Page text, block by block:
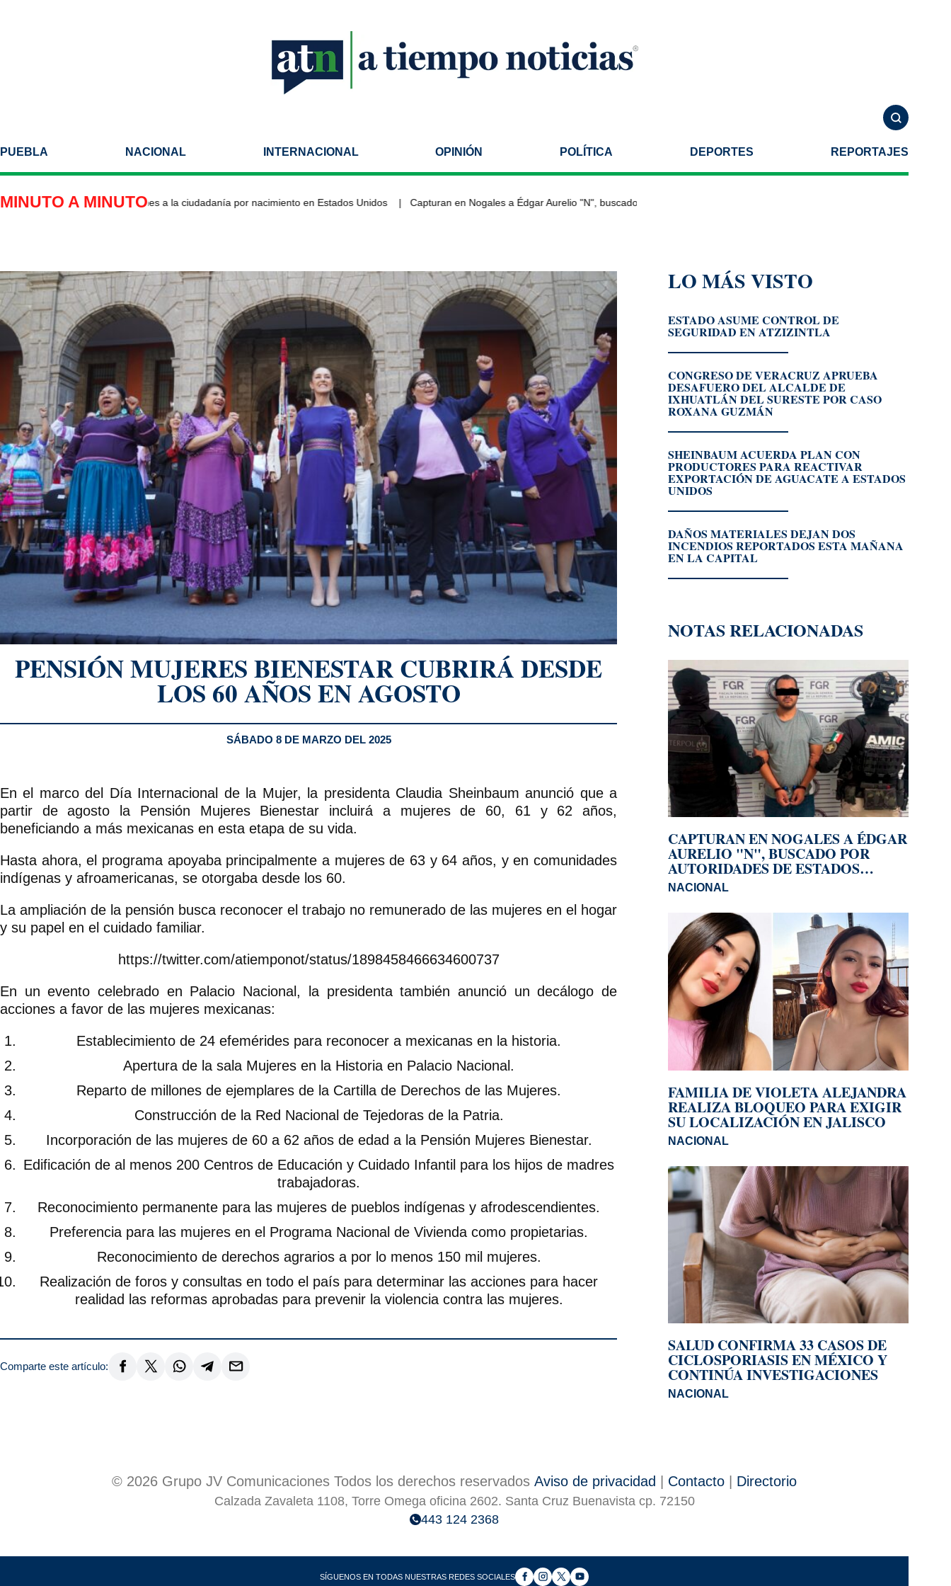
PUEBLA NACIONAL INTERNACIONAL OPINIÓN POLÍTICA DEPORTES REPORTAJES
MINUTO A MINUTO
impulsa nuevas restricciones a la ciudadanía por nacimiento en Estados Unidos Capturan en Nogales a Édgar Aurelio "N", buscado por autoridades de Estados Unidos
PENSIÓN MUJERES BIENESTAR CUBRIRÁ DESDE
LOS 60 AÑOS EN AGOSTO
SÁBADO 8 DE MARZO DEL 2025
En el marco del Día Internacional de la Mujer, la presidenta Claudia Sheinbaum anunció que a
partir de agosto la Pensión Mujeres Bienestar incluirá a mujeres de 60, 61 y 62 años,
beneficiando a más mexicanas en esta etapa de su vida.
Hasta ahora, el programa apoyaba principalmente a mujeres de 63 y 64 años, y en comunidades
indígenas y afroamericanas, se otorgaba desde los 60.
La ampliación de la pensión busca reconocer el trabajo no remunerado de las mujeres en el hogar
y su papel en el cuidado familiar.
https://twitter.com/atiemponot/status/1898458466634600737
En un evento celebrado en Palacio Nacional, la presidenta también anunció un decálogo de
acciones a favor de las mujeres mexicanas:
Establecimiento de 24 efemérides para reconocer a mexicanas en la historia.
Apertura de la sala Mujeres en la Historia en Palacio Nacional.
Reparto de millones de ejemplares de la Cartilla de Derechos de las Mujeres.
Construcción de la Red Nacional de Tejedoras de la Patria.
Incorporación de las mujeres de 60 a 62 años de edad a la Pensión Mujeres Bienestar.
Edificación de al menos 200 Centros de Educación y Cuidado Infantil para los hijos de madres
trabajadoras.
Reconocimiento permanente para las mujeres de pueblos indígenas y afrodescendientes.
Preferencia para las mujeres en el Programa Nacional de Vivienda como propietarias.
Reconocimiento de derechos agrarios a por lo menos 150 mil mujeres.
Realización de foros y consultas en todo el país para determinar las acciones para hacer
realidad las reformas aprobadas para prevenir la violencia contra las mujeres.
Comparte este artículo:
LO MÁS VISTO
ESTADO ASUME CONTROL DE
SEGURIDAD EN ATZIZINTLA
CONGRESO DE VERACRUZ APRUEBA
DESAFUERO DEL ALCALDE DE
IXHUATLÁN DEL SURESTE POR CASO
ROXANA GUZMÁN
SHEINBAUM ACUERDA PLAN CON
PRODUCTORES PARA REACTIVAR
EXPORTACIÓN DE AGUACATE A ESTADOS
UNIDOS
DAÑOS MATERIALES DEJAN DOS
INCENDIOS REPORTADOS ESTA MAÑANA
EN LA CAPITAL
NOTAS RELACIONADAS
CAPTURAN EN NOGALES A ÉDGAR
AURELIO "N", BUSCADO POR
AUTORIDADES DE ESTADOS
UNIDOS
NACIONAL
FAMILIA DE VIOLETA ALEJANDRA
REALIZA BLOQUEO PARA EXIGIR
SU LOCALIZACIÓN EN JALISCO
NACIONAL
SALUD CONFIRMA 33 CASOS DE
CICLOSPORIASIS EN MÉXICO Y
CONTINÚA INVESTIGACIONES
NACIONAL
© 2026 Grupo JV Comunicaciones Todos los derechos reservados Aviso de privacidad Contacto Directorio
Calzada Zavaleta 1108, Torre Omega oficina 2602. Santa Cruz Buenavista cp. 72150
443 124 2368
SÍGUENOS EN TODAS NUESTRAS REDES SOCIALES